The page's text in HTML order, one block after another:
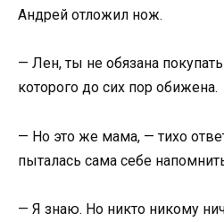
Андрей отложил нож.
— Лен, ты не обязана
которого до сих пор обижена.
— Но это же мама, — тихо
пыталась сама себе
— Я знаю. Но никто никому